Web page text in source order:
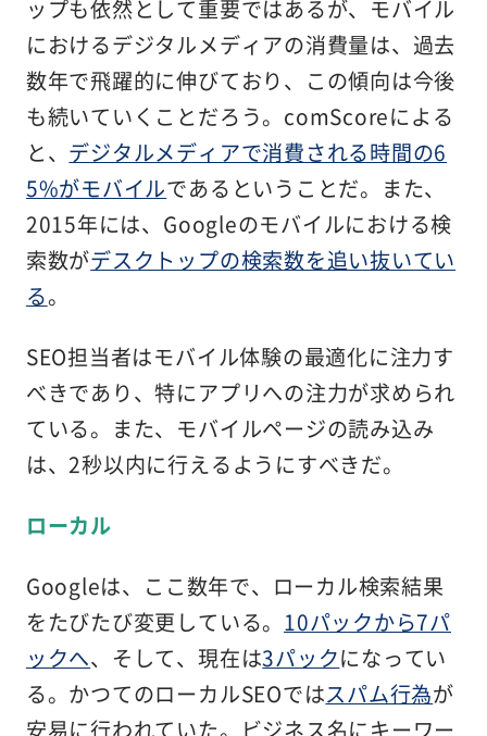
ップも依然として重要ではあるが、モバイル
におけるデジタルメディアの消費量は、過去
数年で飛躍的に伸びており、この傾向は今後
も続いていくことだろう。comScoreによる
と、 デジタルメディアで消費される時間の6
5%がモバイルであるということだ。また、
2015年には、Googleのモバイルにおける検
索数がデスクトップの検索数を追い抜いてい
る。
SEO担当者はモバイル体験の最適化に注力す
べきであり、特にアプリへの注力が求められ
ている。また、モバイルページの読み込み
は、2秒以内に行えるようにすべきだ。
ローカル
Googleは、ここ数年で、ローカル検索結果
をたびたび変更している。 10パックから7パ
ックへ、そして、現在は3パックになってい
る。かつてのローカルSEOではスパム行為が
安易に行われていた。ビジネス名にキーワー